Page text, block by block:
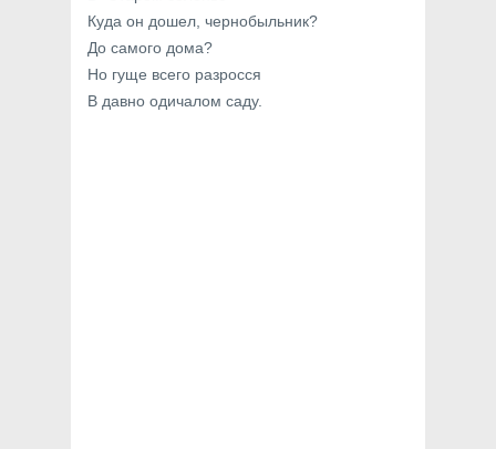
Куда он дошел, чернобыльник?
До самого дома?
Но гуще всего разросся
В давно одичалом саду.